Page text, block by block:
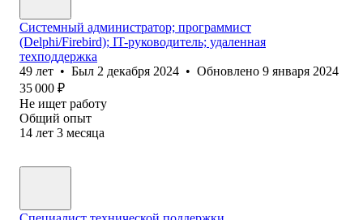
Системный администратор; программист
(Delphi/Firebird); IT-руководитель; удаленная
техподдержка
49 лет • Был 2 декабря 2024 • Обновлено 9 января 2024
35 000 ₽
Не ищет работу
Общий опыт
14 лет 3 месяца